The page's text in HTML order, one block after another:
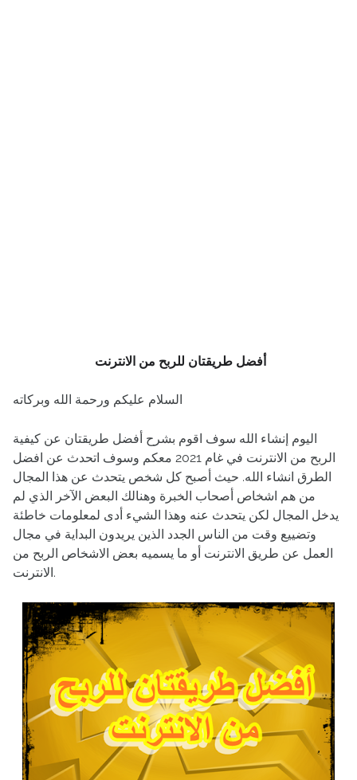
أفضل طريقتان للربح من الانترنت
السلام عليكم ورحمة الله وبركاته
اليوم إنشاء الله سوف اقوم بشرح أفضل طريقتان عن كيفية
الربح من الانترنت في غام 2021 معكم وسوف اتحدث عن افضل
الطرق انشاء الله. حيث أصبح كل شخص يتحدث عن هذا المجال
من هم اشخاص أصحاب الخبرة وهنالك البعض الآخر الذي لم
يدخل المجال لكن يتحدث عنه وهذا الشيء أدى لمعلومات خاطئة
وتضييع وقت من الناس الجدد الذين يريدون البداية في مجال
العمل عن طريق الانترنت أو ما يسميه بعض الاشخاص الربح من
الانترنت.